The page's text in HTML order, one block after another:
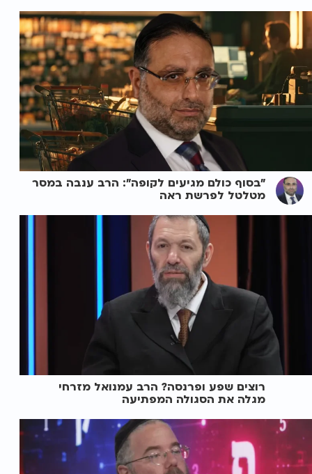
"בסוף כולם מגיעים לקופה": הרב ענבה במסר
מטלטל לפרשת ראה
רוצים שפע ופרנסה? הרב עמנואל מזרחי
מגלה את הסגולה המפתיעה